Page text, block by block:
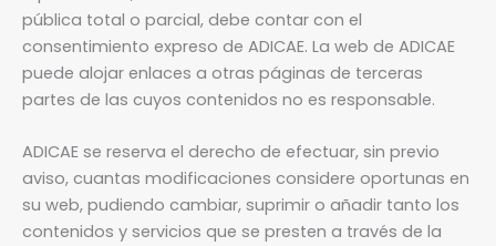
pública total o parcial, debe contar con el
consentimiento expreso de ADICAE. La web de ADICAE
puede alojar enlaces a otras páginas de terceras
partes de las cuyos contenidos no es responsable.
ADICAE se reserva el derecho de efectuar, sin previo
aviso, cuantas modificaciones considere oportunas en
su web, pudiendo cambiar, suprimir o añadir tanto los
contenidos y servicios que se presten a través de la